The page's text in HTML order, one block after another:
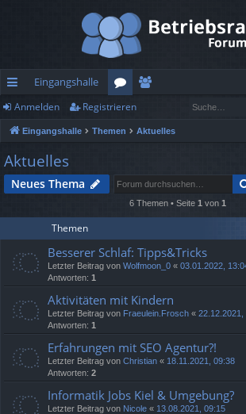
ch
ne
llz
ug
f
Eingangshalle
or
en
lie
r
Anmelden Registrieren
Eingangshalle Themen Aktuelles
Aktuelles
Neues Thema
6 Themen • Seite 1 von 1
Themen
Besserer Schlaf: Tipps&Tricks
Letzter Beitrag von Wolfmoon_0 « 03.01.2022,
Antworten: 1
Aktivitäten mit Kindern
Letzter Beitrag von Fraeulein.Frosch « 22.12.2021,
Antworten: 1
Erfahrungen mit SEO Agentur?!
Letzter Beitrag von Christian « 18.11.2021, 09:38
Antworten: 2
Informatik Jobs Kiel & Umgebung?
Letzter Beitrag von Nicole « 13.08.2021, 09:15